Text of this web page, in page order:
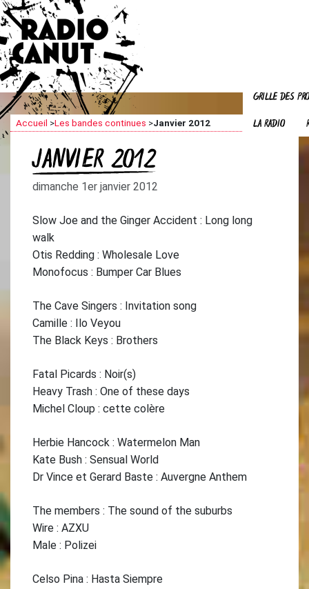
GRILLE DES
LA RADIO
Accueil >Les bandes continues >Janvier 2012
JANVIER 2012
dimanche 1er janvier 2012
Slow Joe and the Ginger Accident : Long long
walk
Otis Redding : Wholesale Love
Monofocus : Bumper Car Blues
The Cave Singers : Invitation song
Camille : Ilo Veyou
The Black Keys : Brothers
Fatal Picards : Noir(s)
Heavy Trash : One of these days
Michel Cloup : cette colère
Herbie Hancock : Watermelon Man
Kate Bush : Sensual World
Dr Vince et Gerard Baste : Auvergne Anthem
The members : The sound of the suburbs
Wire : AZXU
Male : Polizei
Celso Pina : Hasta Siempre